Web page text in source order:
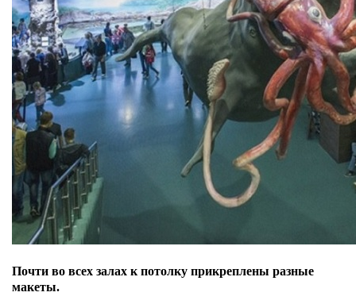
Почти во всех залах к потолку прикреплены разные
макеты.